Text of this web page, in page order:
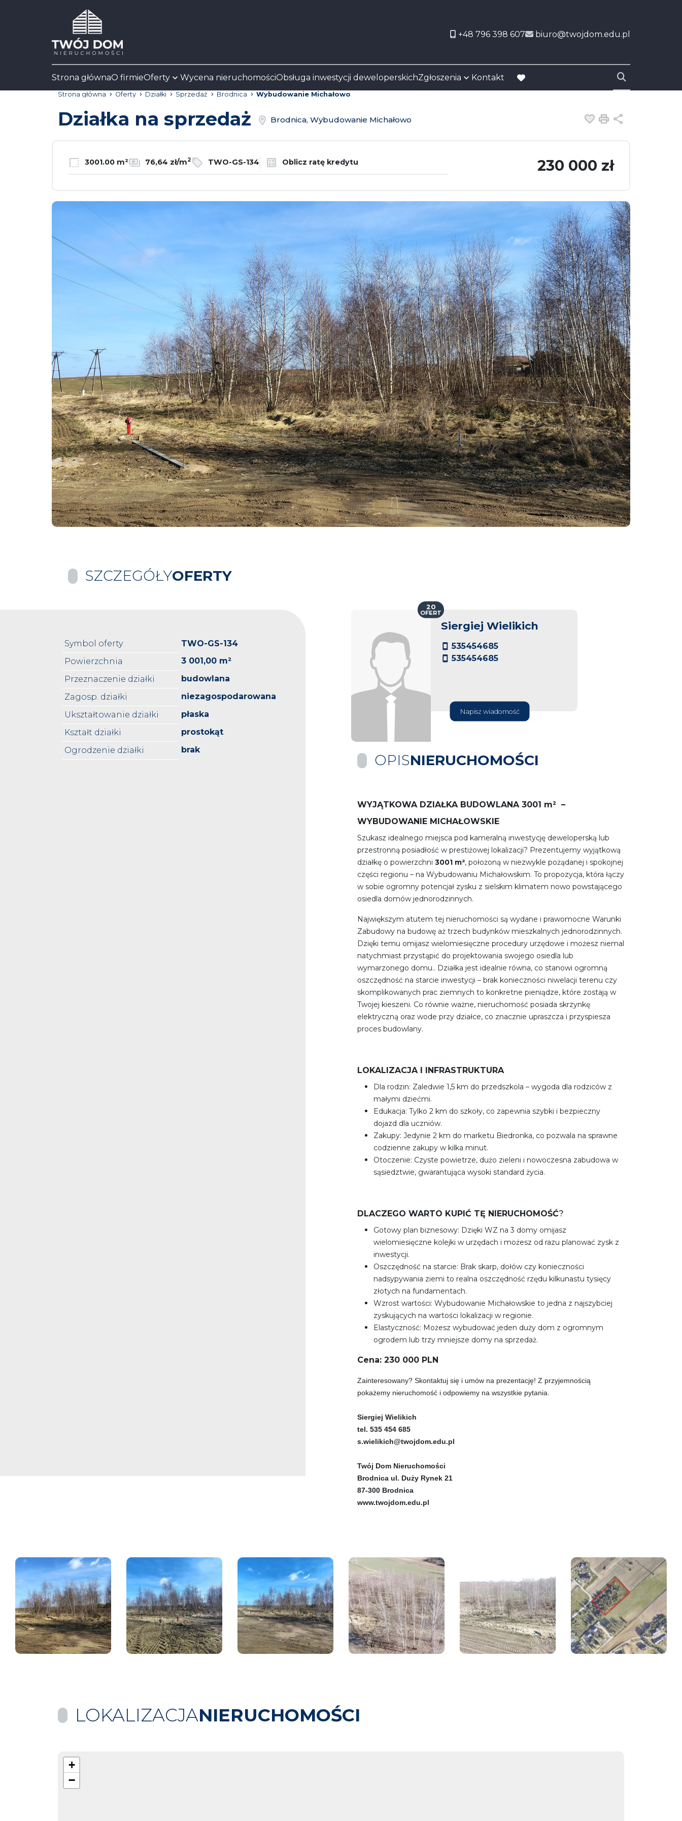
+48 796 398 607 biuro@twojdom.edu.pl
Strona głównaO firmieOferty Wycena nieruchomościObsługa inwestycji deweloperskichZgłoszenia Kontakt
favorite
Strona główna Oferty Działki Sprzedaż Brodnica Wybudowanie Michałowo
Działka na sprzedaż Brodnica, Wybudowanie Michałowo Dodaj do
Drukuj
3001.00 m² 76,64 zł/m2 TWO-GS-134 Oblicz ratę kredytu 230 000 zł
SZCZEGÓŁYOFERTY
Symbol oferty
TWO-GS-134
Powierzchnia
3 001,00 m²
Przeznaczenie działki
budowlana
Zagosp. działki
niezagospodarowana
Ukształtowanie działki
płaska
Kształt działki
prostokąt
Ogrodzenie działki
brak
Siergiej Wielikich
535454685
535454685
Napisz wiadomość
20
OFERT
OPISNIERUCHOMOŚCI
WYJĄTKOWA DZIAŁKA BUDOWLANA 3001 m² –
WYBUDOWANIE MICHAŁOWSKIE
Szukasz idealnego miejsca pod kameralną inwestycję deweloperską lub
przestronną posiadłość w prestiżowej lokalizacji? Prezentujemy wyjątkową
działkę o powierzchni 3001 m², położoną w niezwykle pożądanej i spokojnej
części regionu – na Wybudowaniu Michałowskim. To propozycja, która łączy
w sobie ogromny potencjał zysku z sielskim klimatem nowo powstającego
osiedla domów jednorodzinnych.
Największym atutem tej nieruchomości są wydane i prawomocne Warunki
Zabudowy na budowę aż trzech budynków mieszkalnych jednorodzinnych.
Dzięki temu omijasz wielomiesięczne procedury urzędowe i możesz niemal
natychmiast przystąpić do projektowania swojego osiedla lub
wymarzonego domu.. Działka jest idealnie równa, co stanowi ogromną
oszczędność na starcie inwestycji – brak konieczności niwelacji terenu czy
skomplikowanych prac ziemnych to konkretne pieniądze, które zostają w
Twojej kieszeni. Co równie ważne, nieruchomość posiada skrzynkę
elektryczną oraz wode przy działce, co znacznie upraszcza i przyspiesza
proces budowlany.
LOKALIZACJA I INFRASTRUKTURA
Dla rodzin: Zaledwie 1,5 km do przedszkola – wygoda dla rodziców z
małymi dziećmi.
Edukacja: Tylko 2 km do szkoły, co zapewnia szybki i bezpieczny
dojazd dla uczniów.
Zakupy: Jedynie 2 km do marketu Biedronka, co pozwala na sprawne
codzienne zakupy w kilka minut.
Otoczenie: Czyste powietrze, dużo zieleni i nowoczesna zabudowa w
sąsiedztwie, gwarantująca wysoki standard życia.
DLACZEGO WARTO KUPIĆ TĘ NIERUCHOMOŚĆ?
Gotowy plan biznesowy: Dzięki WZ na 3 domy omijasz
wielomiesięczne kolejki w urzędach i możesz od razu planować zysk z
inwestycji.
Oszczędność na starcie: Brak skarp, dołów czy konieczności
nadsypywania ziemi to realna oszczędność rzędu kilkunastu tysięcy
złotych na fundamentach.
Wzrost wartości: Wybudowanie Michałowskie to jedna z najszybciej
zyskujących na wartości lokalizacji w regionie.
Elastyczność: Możesz wybudować jeden duży dom z ogromnym
ogrodem lub trzy mniejsze domy na sprzedaż.
Cena: 230 000 PLN
Zainteresowany? Skontaktuj się i umów na prezentację! Z przyjemnością
pokażemy nieruchomość i odpowiemy na wszystkie pytania.
Siergiej Wielikich
tel. 535 454 685
s.wielikich@twojdom.edu.pl
Twój Dom Nieruchomości
Brodnica ul. Duży Rynek 21
87-300 Brodnica
www.twojdom.edu.pl
LOKALIZACJANIERUCHOMOŚCI
+
−